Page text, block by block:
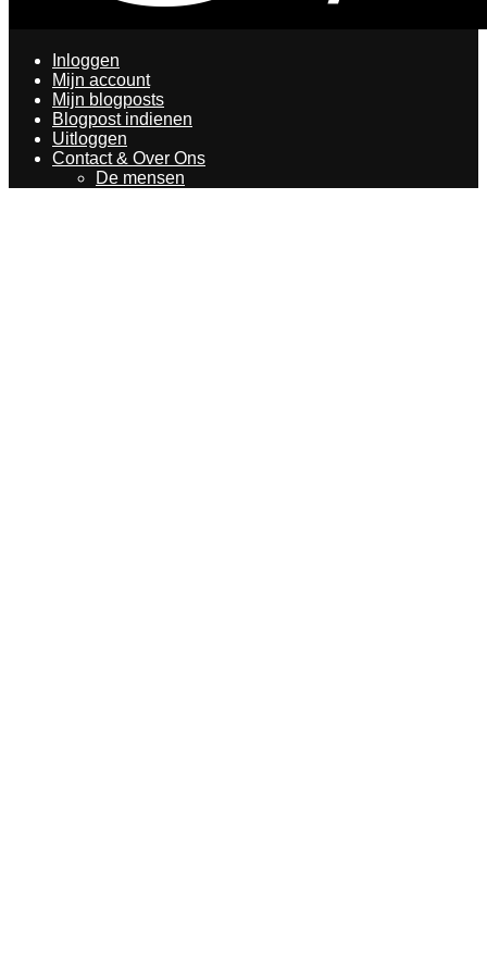
Inloggen
Mijn account
Mijn blogposts
Blogpost indienen
Uitloggen
Contact & Over Ons
De mensen